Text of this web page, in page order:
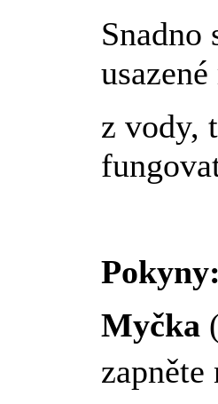
Snadno
z vody,
Pokyny:
Myčka
zapněte